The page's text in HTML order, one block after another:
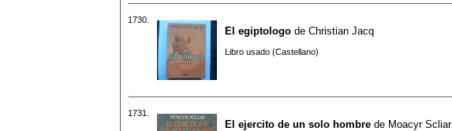
1730.
El egiptologo de Christian Jacq
Libro usado (Castellano)
1731.
El ejercito de un solo hombre de Moacyr Scliar